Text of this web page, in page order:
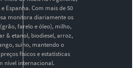
Espanha. Com mais de 50
monitora diariamente os
farelo e óleo), milho,
& etanol, biodiesel, arroz,
suíno, mantendo o
físicos e estatísticas
nível internacional.